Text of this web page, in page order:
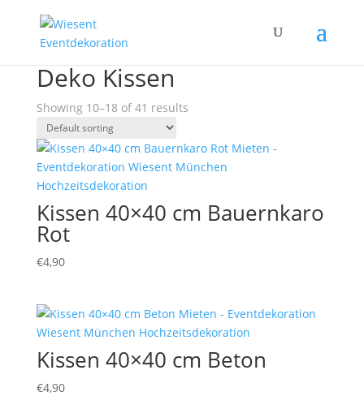
Deko Kissen
Showing 10–18 of 41 results
Kissen 40×40 cm Bauernkaro
Rot
€4,90
Kissen 40×40 cm Beton
€4,90